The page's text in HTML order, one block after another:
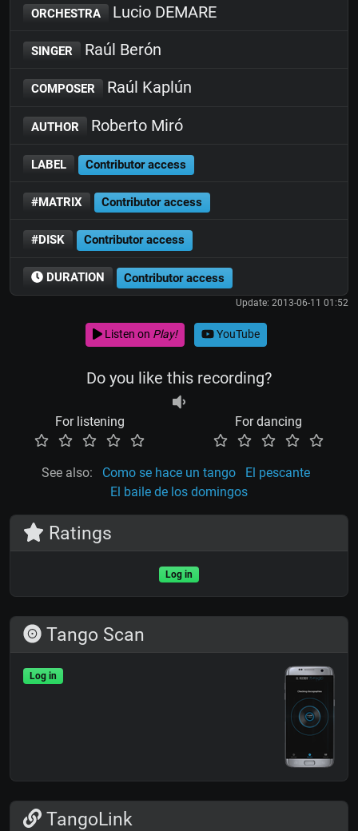
ORCHESTRA Lucio DEMARE
SINGER Raúl Berón
COMPOSER Raúl Kaplún
AUTHOR Roberto Miró
LABEL Contributor access
#MATRIX Contributor access
#DISK Contributor access
DURATION Contributor access
Update: 2013-06-11 01:52
Listen on Play! YouTube
Do you like this recording?
For listening For dancing
See also: Como se hace un tango
El pescante
El baile de los domingos
Ratings
Log in
Tango Scan
Log in
TangoLink